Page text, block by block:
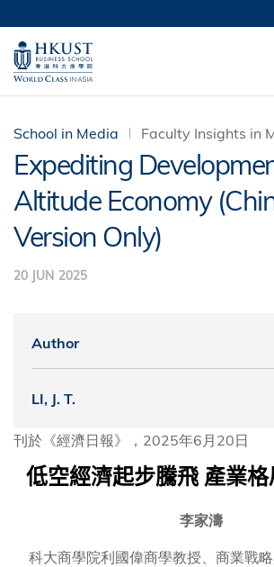
main
content
MORE ABOUT
UNIVERSITY NEWS
LIFE@HKUST
MAP & DIRECTIONS
FACULTY PROFILES
School in Media Faculty Insights in
Expediting
Altitude Economy
Version Only)
20 JUN 2025
Author
LI, J. T.
刊於《經濟日報》，2025年6月20日
低空經濟起步騰飛 產業
李家濤
科大商學院利國偉商學教授、商業戰